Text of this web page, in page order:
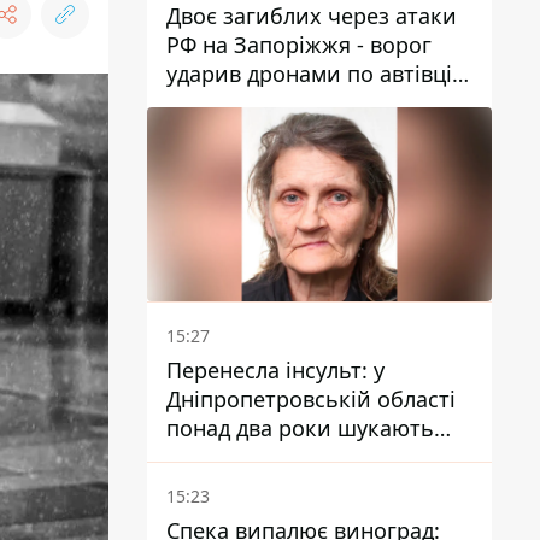
Двоє загиблих через атаки
РФ на Запоріжжя - ворог
ударив дронами по автівці
та селищу
15:27
Перенесла інсульт: у
Дніпропетровській області
понад два роки шукають
зниклу жінку
15:23
Спека випалює виноград: